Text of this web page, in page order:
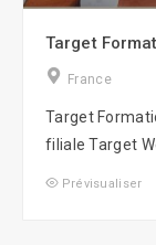
Target
France
Target
filiale Target
Prévisualiser